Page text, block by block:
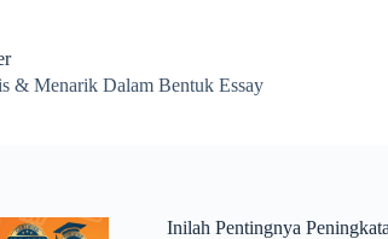
& Menarik Dalam Bentuk Essay
Inilah Pentingnya